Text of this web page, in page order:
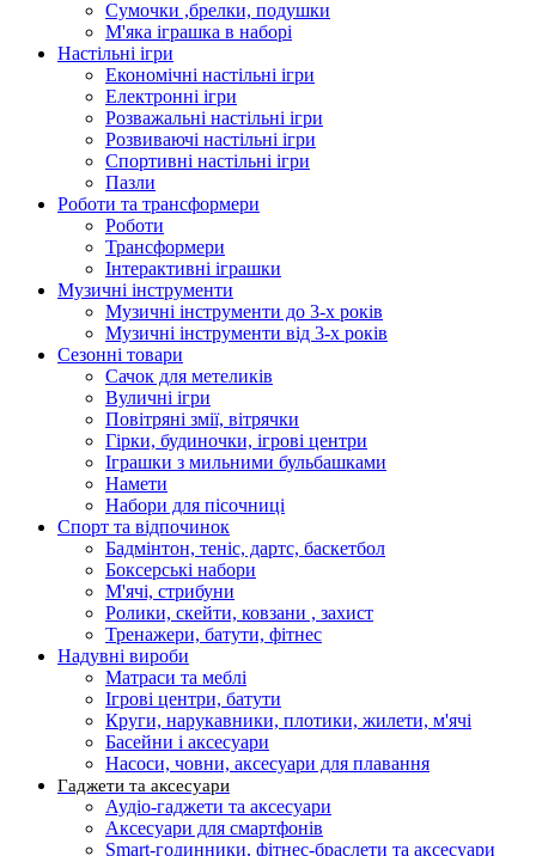
Сумочки ,брелки, подушки
М'яка іграшка в наборі
Настільні ігри
Економічні настільні ігри
Електронні ігри
Розважальні настільні ігри
Розвиваючі настільні ігри
Спортивні настільні ігри
Пазли
Роботи та трансформери
Роботи
Трансформери
Інтерактивні іграшки
Музичні інструменти
Музичні інструменти до 3-х років
Музичні інструменти від 3-х років
Сезонні товари
Сачок для метеликів
Вуличні ігри
Повітряні змії, вітрячки
Гірки, будиночки, ігрові центри
Іграшки з мильними бульбашками
Намети
Набори для пісочниці
Спорт та відпочинок
Бадмінтон, теніс, дартс, баскетбол
Боксерські набори
М'ячі, стрибуни
Ролики, скейти, ковзани , захист
Тренажери, батути, фітнес
Надувні вироби
Матраси та меблі
Ігрові центри, батути
Круги, нарукавники, плотики, жилети, м'ячі
Басейни і аксесуари
Насоси, човни, аксесуари для плавання
Гаджети та аксесуари
Аудіо-гаджети та аксесуари
Аксесуари для смартфонів
Smart-годинники, фітнес-браслети та аксесуари